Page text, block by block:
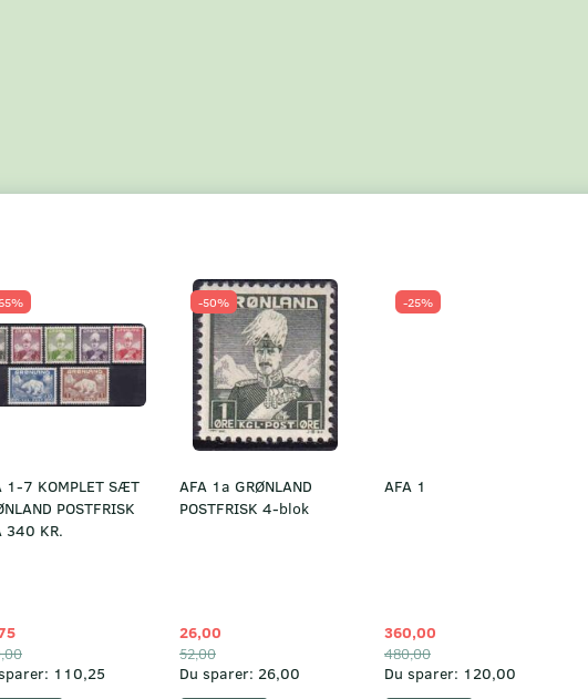
1-7 KOMPLET SÆT
POSTFRISK
340 KR.
110,25
-50%
AFA 1a GRØNLAND
POSTFRISK 4-blok
26,00
52,00
Du sparer: 26,00
-25%
AFA 1
360,00
480,00
Du sparer: 120,00